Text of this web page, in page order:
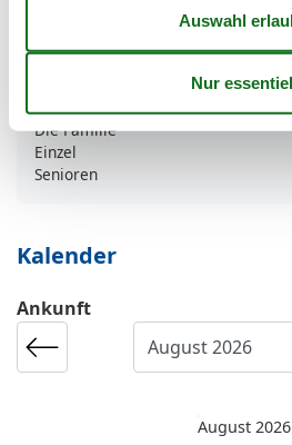
TV
Die Familie
Einzel
Senioren
Kalender
Ankunft
August 2026